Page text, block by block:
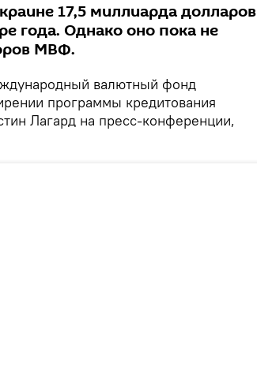
17,5 миллиарда долларов
года. Однако оно пока не
МВФ.
валютный фонд
программы кредитования
Лагард на пресс-конференции,